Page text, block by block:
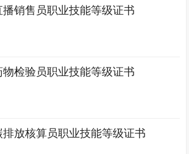
播销售员职业技能等级证书
物检验员职业技能等级证书
排放核算员职业技能等级证书